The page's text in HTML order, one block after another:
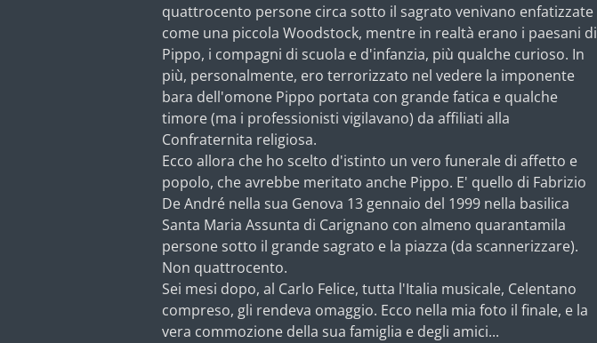
quattrocento persone circa sotto il sagrato venivano enfatizzate
come una piccola Woodstock, mentre in realtà erano i paesani di
Pippo, i compagni di scuola e d'infanzia, più qualche curioso. In
più, personalmente, ero terrorizzato nel vedere la imponente
bara dell'omone Pippo portata con grande fatica e qualche
timore (ma i professionisti vigilavano) da affiliati alla
Confraternita religiosa.
Ecco allora che ho scelto d'istinto un vero funerale di affetto e
popolo, che avrebbe meritato anche Pippo. E' quello di Fabrizio
De André nella sua Genova 13 gennaio del 1999 nella basilica
Santa Maria Assunta di Carignano con almeno quarantamila
persone sotto il grande sagrato e la piazza (da scannerizzare).
Non quattrocento.
Sei mesi dopo, al Carlo Felice, tutta l'Italia musicale, Celentano
compreso, gli rendeva omaggio. Ecco nella mia foto il finale, e la
vera commozione della sua famiglia e degli amici...